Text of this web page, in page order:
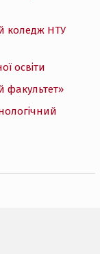
коледж НТУ
освіти
факультет»